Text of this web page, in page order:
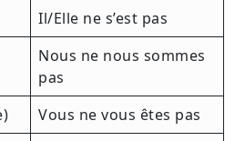
Il/Elle ne s’est pas
Nous ne nous sommes
pas
Vous ne vous êtes pas